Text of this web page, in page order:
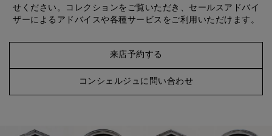
せください。コレクションをご覧いただき、セールスアドバイ
ザーによるアドバイスや各種サービスをご利用いただけます。
来店予約する
コンシェルジュに問い合わせ